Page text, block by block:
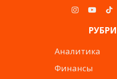
Instagram
YouTube
Аналитика
Финансы